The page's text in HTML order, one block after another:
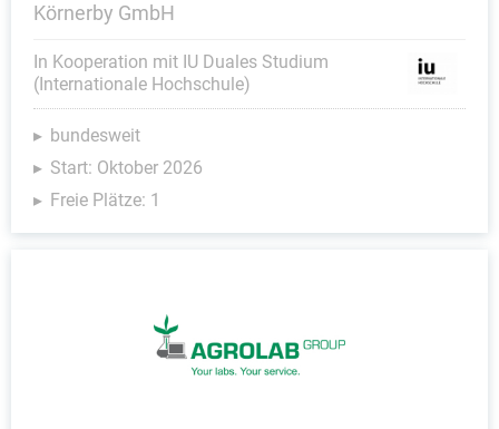
Körnerby GmbH
In Kooperation mit IU Duales Studium
(Internationale Hochschule)
bundesweit
Start: Oktober 2026
Freie Plätze: 1